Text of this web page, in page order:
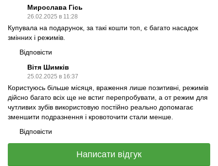
Мирослава Гісь
26.02.2025 в 11:28
Купувала на подарунок, за такі кошти топ, є багато насадок
змінних і режимів.
Відповісти
Вітя Шимків
25.02.2025 в 16:37
Користуюсь більше місяця, враження лише позитивні, режимів
дійсно багато всіх ще не встиг перепробувати, а от режим для
чутливих зубів використовую постійно реально допомагає
зменшити подразнення і кровоточити стали менше.
Відповісти
Написати відгук